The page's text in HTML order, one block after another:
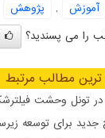
آموزش , پژوهش
را می پسندید؟
ترین مطالب مرتبط
در تونل وحشت
برای توسعه